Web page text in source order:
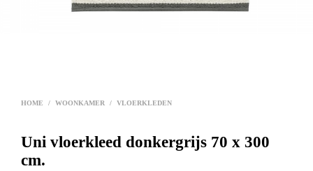
HOME / WOONKAMER / VLOERKLEDEN
Uni vloerkleed donkergrijs 70 x 300
cm.